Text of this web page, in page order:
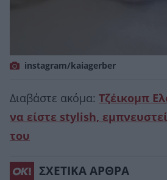
instagram/kaiagerber
Διαβάστε ακόμα: Τζέικομπ
να είστε stylish,
του
ΣΧΕΤΙΚΑ ΑΡΘΡΑ